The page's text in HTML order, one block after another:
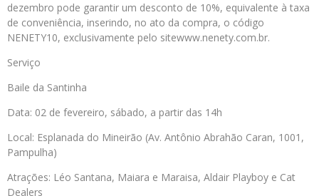
dezembro pode garantir um desconto de 10%, equivalente à taxa
de conveniência, inserindo, no ato da compra, o código
NENETY10, exclusivamente pelo sitewww.nenety.com.br.
Serviço
Baile da Santinha
Data: 02 de fevereiro, sábado, a partir das 14h
Local: Esplanada do Mineirão (Av. Antônio Abrahão Caran, 1001,
Pampulha)
Atrações: Léo Santana, Maiara e Maraisa, Aldair Playboy e Cat
Dealers